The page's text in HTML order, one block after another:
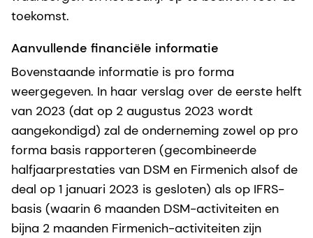
toekomst.
Aanvullende financiële informatie
Bovenstaande informatie is pro forma
weergegeven. In haar verslag over de eerste helft
van 2023 (dat op 2 augustus 2023 wordt
aangekondigd) zal de onderneming zowel op pro
forma basis rapporteren (gecombineerde
halfjaarprestaties van DSM en Firmenich alsof de
deal op 1 januari 2023 is gesloten) als op IFRS-
basis (waarin 6 maanden DSM-activiteiten en
bijna 2 maanden Firmenich-activiteiten zijn